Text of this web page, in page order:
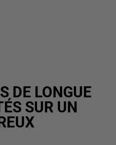
DE LONGUE
SUR UN